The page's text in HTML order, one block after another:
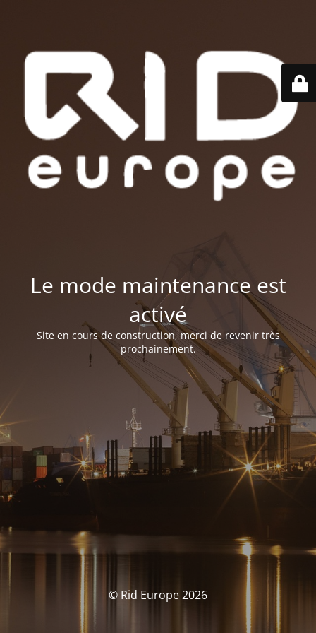
Le mode maintenance est
activé
Site en cours de construction, merci de revenir très
prochainement.
© Rid Europe 2026